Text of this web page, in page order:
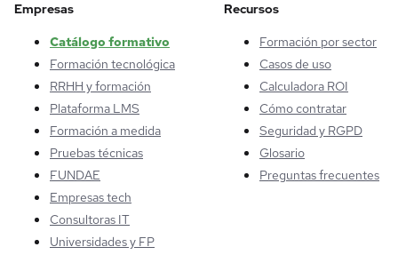
Empresas
Catálogo formativo
Formación tecnológica
RRHH y formación
Plataforma LMS
Formación a medida
Pruebas técnicas
FUNDAE
Empresas tech
Consultoras IT
Universidades y FP
Recursos
Formación por sector
Casos de uso
Calculadora ROI
Cómo contratar
Seguridad y RGPD
Glosario
Preguntas frecuentes